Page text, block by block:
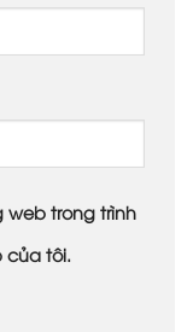
web trong trình
của tôi.